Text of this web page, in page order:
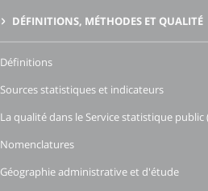
DÉFINITIONS, MÉTHODES ET QUALITÉ
Définitions
Sources statistiques et indicateurs
La qualité dans le Service statistique public
Nomenclatures
Géographie administrative et d'étude